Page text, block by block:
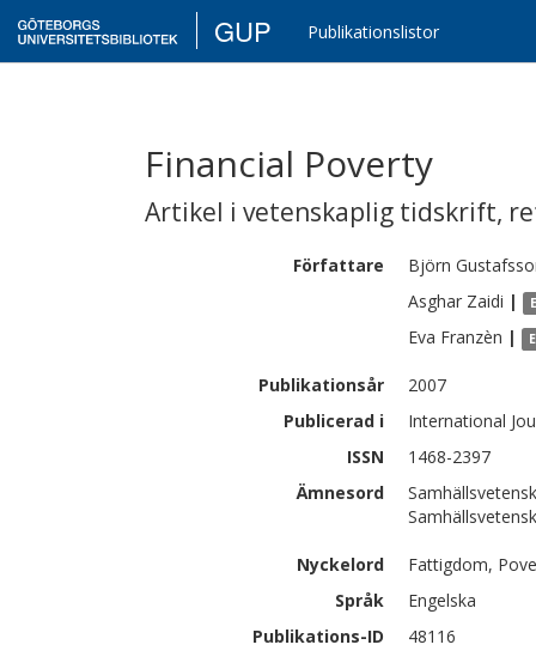
GUP Publikationslistor
Financial Poverty
Artikel i vetenskaplig tidskrift,
Författare Björn
Asghar Zaidi |
Eva Franzèn |
Publikationsår
2007
Publicerad i
International
ISSN
1468-2397
Ämnesord
Nyckelord
Fattigdom,
Språk
Engelska
Publikations-ID
48116